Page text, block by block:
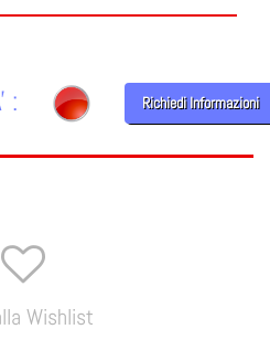
: Richiedi Informazioni
Wishlist